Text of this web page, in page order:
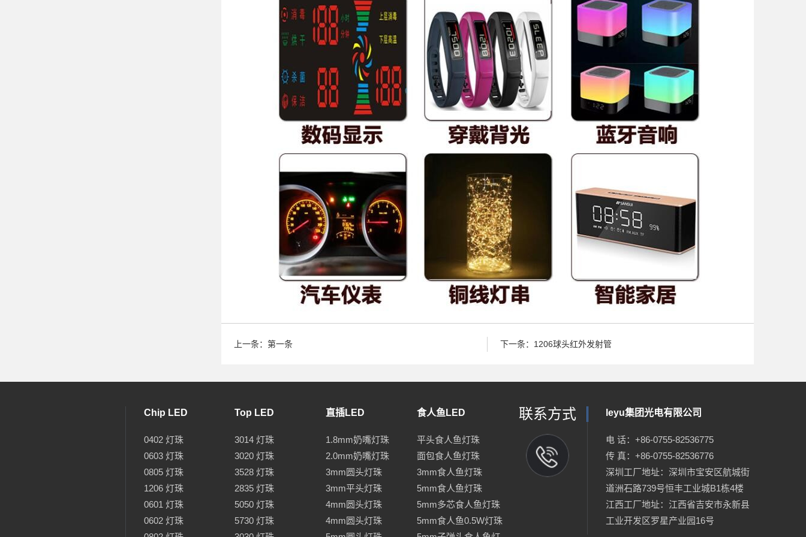
上一条：第一条 下一条：1206球头红外发射管
Chip LED
0402 灯珠
0603 灯珠
0805 灯珠
1206 灯珠
0601 灯珠
0602 灯珠
Top LED
3014 灯珠
3020 灯珠
3528 灯珠
2835 灯珠
5050 灯珠
5730 灯珠
直插LED
1.8mm奶嘴灯珠
2.0mm奶嘴灯珠
3mm圆头灯珠
3mm平头灯珠
4mm圆头灯珠
4mm圆头灯珠
食人鱼LED
平头食人鱼灯珠
面包食人鱼灯珠
3mm食人鱼灯珠
5mm食人鱼灯珠
5mm多芯食人鱼灯珠
5mm食人鱼0.5W灯珠
联系方式 leyu集团光电有限公司
电 话：+86-0755-82536775
传 真：+86-0755-82536776
深圳工厂地址：深圳市宝安区航城街
道洲石路739号恒丰工业城B1栋4楼
江西工厂地址：江西省吉安市永新县
工业开发区罗星产业园16号